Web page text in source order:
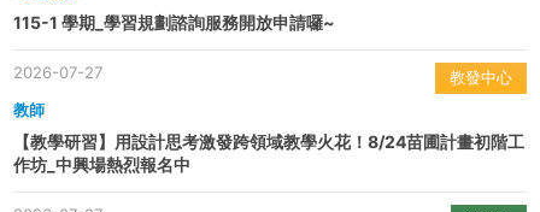
115-1 學期_學習規劃諮詢服務開放申請囉~
教發中心
教師
2026-07-27
【教學研習】用設計思考激發跨領域教學火花！8/24苗圃計畫初階工
作坊_中興場熱烈報名中